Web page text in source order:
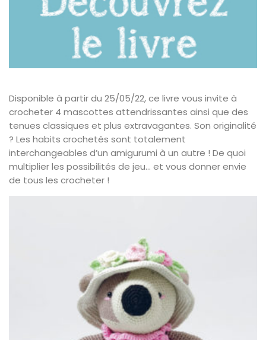
Disponible à partir du 25/05/22, ce livre vous invite à
crocheter 4 mascottes attendrissantes ainsi que des
tenues classiques et plus extravagantes. Son originalité
? Les habits crochetés sont totalement
interchangeables d’un amigurumi à un autre ! De quoi
multiplier les possibilités de jeu… et vous donner envie
de tous les crocheter !